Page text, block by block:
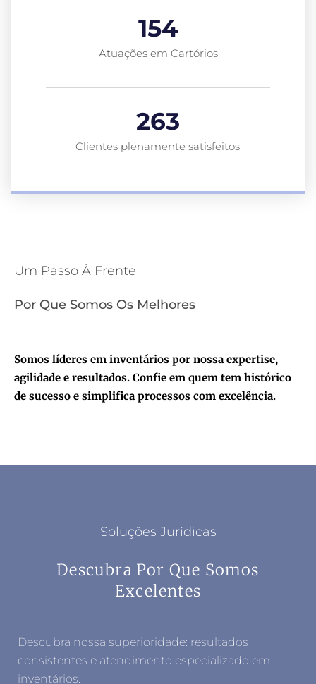
Atuações em Cartórios
154
Clientes plenamente satisfeitos
263
Um Passo À Frente
Por Que Somos Os Melhores
Somos líderes em inventários por nossa expertise,
agilidade e resultados. Confie em quem tem histórico
de sucesso e simplifica processos com excelência.
Soluções Jurídicas
Descubra Por Que Somos
Excelentes
Descubra nossa superioridade: resultados
consistentes e atendimento especializado em
inventários.